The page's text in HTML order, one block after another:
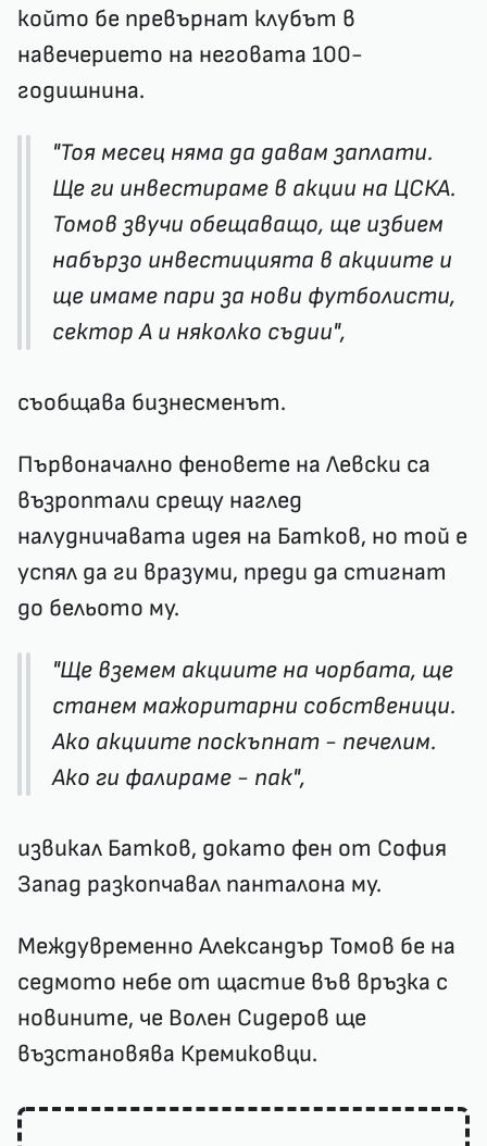
който бе превърнат клубът в
навечерието на неговата 100-
годишнина.
"Тоя месец няма да давам заплати.
Ще ги инвестираме в акции на ЦСКА.
Томов звучи обещаващо, ще избием
набързо инвестицията в акциите и
ще имаме пари за нови футболисти,
сектор А и няколко съдии",
съобщава бизнесменът.
Първоначално феновете на Левски са
възроптали срещу наглед
налудничавата идея на Батков, но той е
успял да ги вразуми, преди да стигнат
до бельото му.
"Ще вземем акциите на чорбата, ще
станем мажоритарни собственици.
Ако акциите поскъпнат - печелим.
Ако ги фалираме - пак",
извикал Батков, докато фен от София
Запад разкопчавал панталона му.
Междувременно Александър Томов бе на
седмото небе от щастие във връзка с
новините, че Волен Сидеров ще
възстановява Кремиковци.